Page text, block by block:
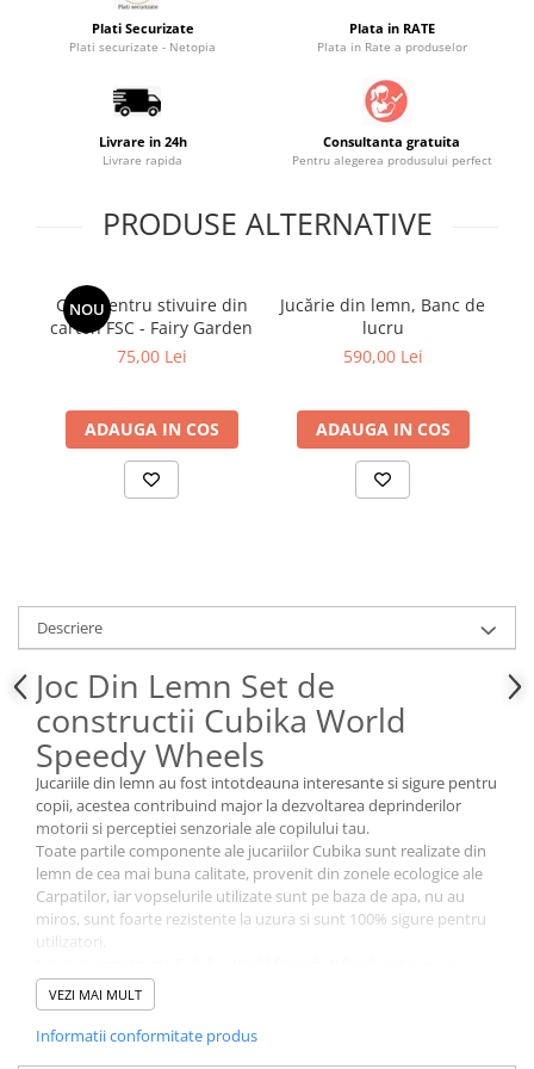
Saltele masa de infasat
Perne pentru bebe
Piscine cu bile
Pompe de san
Protectie saltea patut
Saltele 127x 63 cm
Saltele 140x70 cm
Saltele120x60 cm
Saltelute de activitati
Tablite magetice si accesorii
Plati Securizate
Plati securizate - Netopia
Plata in RATE
Plata in Rate a produselor
Livrare in 24h
Livrare rapida
Consultanta gratuita
Pentru alegerea produsului perfect
PRODUSE ALTERNATIVE
NOU
Cutii pentru stivuire din
carton FSC - Fairy Garden
75,00 Lei
ADAUGA IN COS
Jucărie din lemn, Banc de
lucru
590,00 Lei
ADAUGA IN COS
Descriere
Joc Din Lemn Set de
constructii Cubika World
Speedy Wheels
Jucariile din lemn au fost intotdeauna interesante si sigure pentru
copii, acestea contribuind major la dezvoltarea deprinderilor
motorii si perceptiei senzoriale ale copilului tau.
Toate partile componente ale jucariilor Cubika sunt realizate din
lemn de cea mai buna calitate, provenit din zonele ecologice ale
Carpatilor, iar vopselurile utilizate sunt pe baza de apa, nu au
miros, sunt foarte rezistente la uzura si sunt 100% sigure pentru
utilizatori.
complex ce contine 200 de piese. Piesele din fiecare cutie sunt din
lemn, de culori diferite, se lipesc cu ajutorul unor stickere si,
conform instructiunilor, se asambleaza si formeaza 6 imagini
VEZI MAI MULT
Informatii conformitate produs